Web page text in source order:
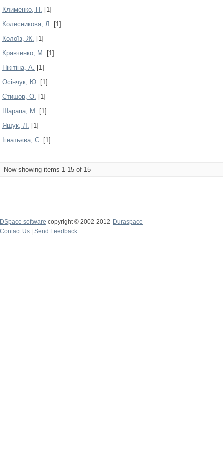
Клименко, Н. [1]
Колесникова, Л. [1]
Колоїз, Ж. [1]
Кравченко, М. [1]
Нікітіна, А. [1]
Осінчук, Ю. [1]
Стишов, О. [1]
Шарапа, М. [1]
Ящук, Л. [1]
Ігнатьєва, С. [1]
Now showing items 1-15 of 15
DSpace software copyright © 2002-2012
Duraspace
Contact Us
Send Feedback